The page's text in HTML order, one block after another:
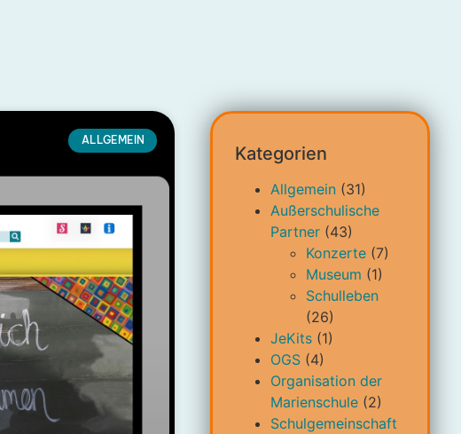
ALLGEMEIN
Kategorien
Allgemein(31)
Außerschulische
Partner(43)
Konzerte(7)
Museum (1)
Schulleben
(26)
JeKits(1)
OGS(4)
Organisation der
Marienschule(2)
Schulgemeinschaft